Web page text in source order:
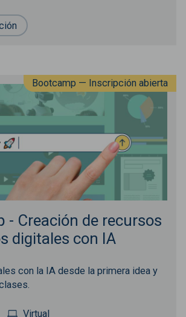
Bootcamp — Inscripción abierta
- Creación de recursos
digitales con IA
con la IA desde la primera idea y
Virtual